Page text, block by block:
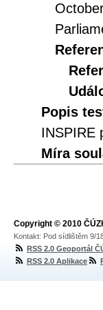
Popis
INSPIRE
Míra
Copyright © 2010
Kontakt: Pod sídlištěm 9/
RSS 2.0 Geoportál
RSS 2.0 Aplikace